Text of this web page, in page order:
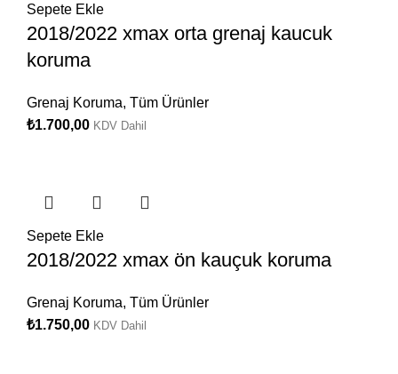
Sepete Ekle
2018/2022 xmax orta grenaj kaucuk
koruma
Grenaj Koruma, Tüm Ürünler
₺1.700,00 KDV Dahil
Sepete Ekle
2018/2022 xmax ön kauçuk koruma
Grenaj Koruma, Tüm Ürünler
₺1.750,00 KDV Dahil